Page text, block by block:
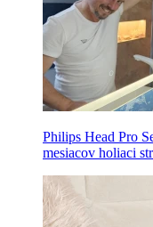
Philips Head Pro
mesiacov holiaci